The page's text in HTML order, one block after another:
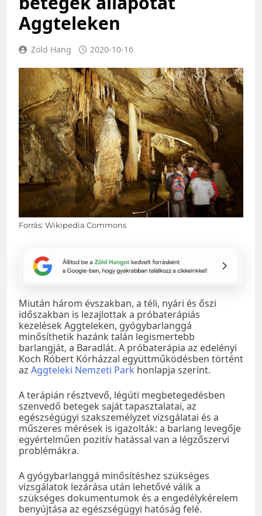
Aggteleken
Zöld Hang 2020-10-16
Forrás: Wikipedia Commons
Miután három évszakban, a téli, nyári és őszi
időszakban is lezajlottak a próbaterápiás
kezelések Aggteleken, gyógybarlanggá
minősíthetik hazánk talán legismertebb
barlangját, a Baradlát. A próbaterápia az edelényi
Koch Róbert Kórházzal együttműködésben történt
az Aggteleki Nemzeti Park honlapja szerint.
A terápián résztvevő, légúti megbetegedésben
szenvedő betegek saját tapasztalatai, az
egészségügyi szakszemélyzet vizsgálatai és a
műszeres mérések is igazolták: a barlang levegője
egyértelműen pozitív hatással van a légzőszervi
problémákra.
A gyógybarlanggá minősítéshez szükséges
vizsgálatok lezárása után lehetővé válik a
szükséges dokumentumok és a engedélykérelem
benyújtása az egészségügyi hatóság felé.